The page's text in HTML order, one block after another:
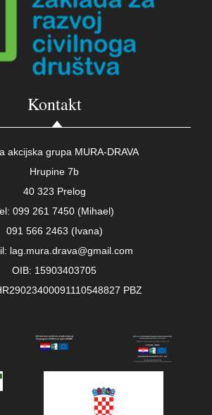
Kontakt
akcijska grupa MURA-DRAVA
Hrupine 7b
40 323 Prelog
099 261 7450 (Mihael)
091 566 2463 (Ivana)
lag.mura.drava@gmail.com
OIB: 15903403705
PBZ